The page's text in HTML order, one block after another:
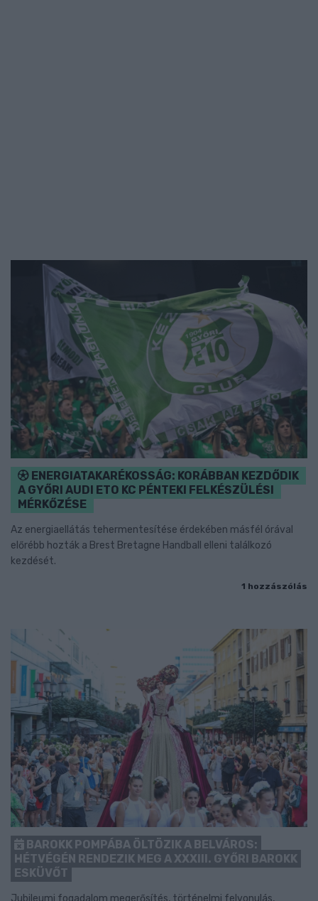
ENERGIATAKARÉKOSSÁG: KORÁBBAN KEZDŐDIK
A GYŐRI AUDI ETO KC PÉNTEKI FELKÉSZÜLÉSI
MÉRKŐZÉSE
Az energiaellátás tehermentesítése érdekében másfél órával
előrébb hozták a Brest Bretagne Handball elleni találkozó
kezdését.
1 hozzászólás
BAROKK POMPÁBA ÖLTÖZIK A BELVÁROS:
HÉTVÉGÉN RENDEZIK MEG A XXXIII. GYŐRI BAROKK
ESKÜVŐT
Jubileumi fogadalom megerősítés, történelmi felvonulás,